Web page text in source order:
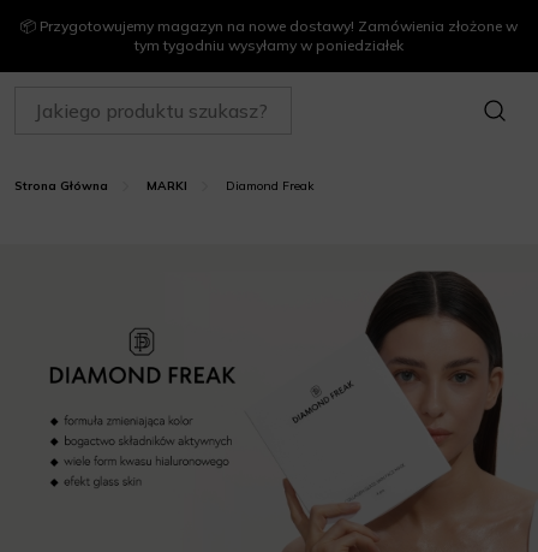
📦 Przygotowujemy magazyn na nowe dostawy! Zamówienia złożone w
tym tygodniu wysyłamy w poniedziałek
SZUKAJ
Strona Główna MARKI Diamond Freak